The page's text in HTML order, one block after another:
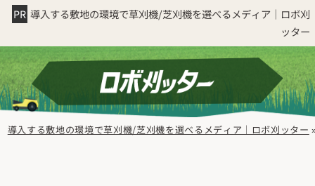
導入する敷地の環境で草刈機/芝刈機を選べるメディア｜ロボ刈
ッター
導入する敷地の環境で草刈機/芝刈機を選べるメディア｜ロボ刈ッター